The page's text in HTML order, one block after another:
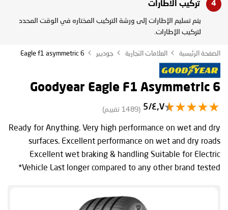
تركيب الاطارات
يتم تسليم الإطارات إلى ورشة التركيب المختاره في الوقت المحدد
لتركيب الإطارات.
الصفحة الرئيسية العلامات التجارية جوديير Eagle f1 asymmetric 6
Goodyear Eagle F1 Asymmetric 6
٤٫٧/5 (1489 تقييم)
Ready for Anything. Very high performance on wet and dry
surfaces. Excellent performance on wet and dry roads
Excellent wet braking & handling Suitable for Electric
Vehicle Last longer compared to any other brand tested*